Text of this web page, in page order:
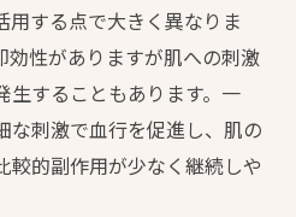
用する点で大きく異なりま
効性がありますが肌への刺激
生することもあります。一
な刺激で血行を促進し、肌の
較的副作用が少なく継続しや